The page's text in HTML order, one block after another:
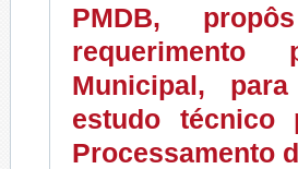
PMDB,
requerimento
Municipal,
estudo
Processamento